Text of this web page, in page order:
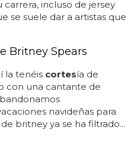
incluso de jersey
se suele dar a artistas que
Britney Spears
la tenéis cortesía de
con una cantante de
navideñas para
britney ya se ha filtrado...